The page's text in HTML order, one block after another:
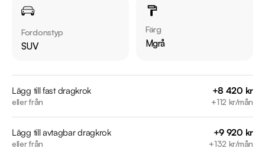
Vid blandad körning är förbrukning endast 0.38 l/mil
Besiktigad till och med 2027-04-30
Möjlighet till 12-60 månaders garanti
Servicehistorik:
2021-12-27 - 1739 mil
2022-05-11 - 2401 mil
2023-04-03 - 3488 mil
2024-04-10 - 4444 mil
Fordonstyp
SUV
Färg
Mgrå
Lägg till fast dragkrok
eller från
+8 420 kr
+112 kr/mån
Lägg till avtagbar dragkrok
eller från
+9 920 kr
+132 kr/mån